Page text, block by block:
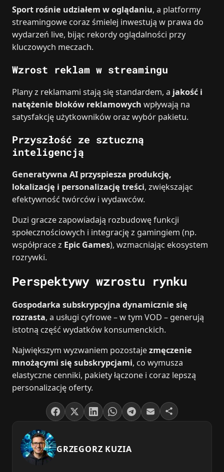
Sport rośnie udziałem w oglądaniu, a platformy
streamingowe coraz śmielej inwestują w prawa do
wydarzeń live, bijąc rekordy oglądalności przy
kluczowych meczach.
Wzrost reklam w streamingu
Plany z reklamami stają się standardem, a jakość i
natężenie bloków reklamowych wpływają na
satysfakcję użytkowników oraz wybór pakietu.
Przyszłość ze sztuczną
inteligencją
Generatywna AI przyspiesza produkcję,
lokalizację i personalizację treści, zwiększając
efektywność twórców i wydawców.
Duzi gracze zapowiadają rozbudowę funkcji
społecznościowych i integrację z gamingiem (np.
współprace z Epic Games), wzmacniając ekosystem
rozrywki.
Perspektywy wzrostu rynku
Gospodarka subskrypcyjna dynamicznie się
rozrasta, a usługi cyfrowe – w tym VOD – generują
istotną część wydatków konsumenckich.
Największym wyzwaniem pozostajezmęczenie
mnożącymi się subskrypcjami, co wymusza
elastyczne cenniki, pakiety łączone i coraz lepszą
personalizację oferty.
GRZEGORZ KUZIA